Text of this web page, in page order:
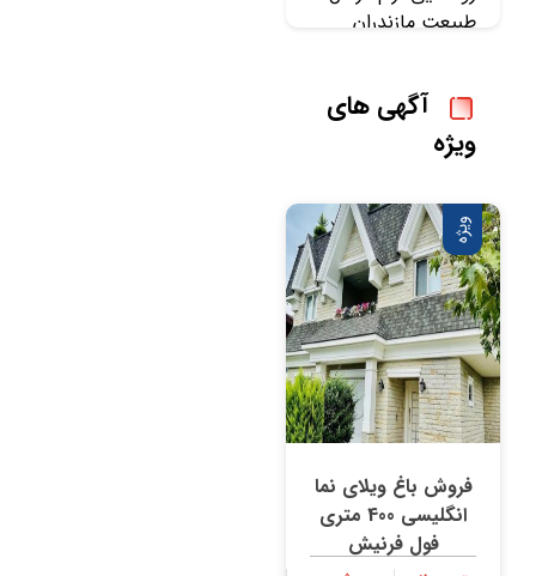
طبیعت مازندران
آگهی های
ویژه
ویژه
فروش باغ ویلای نما
انگلیسی 400 متری
فول فرنیش